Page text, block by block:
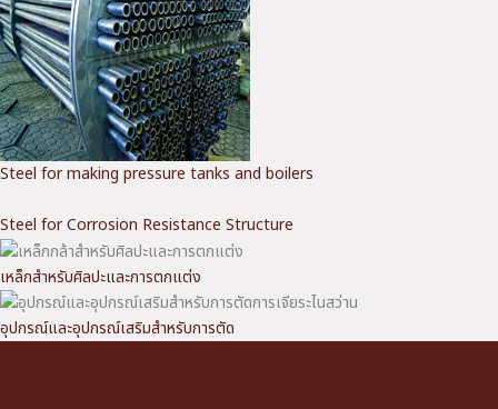
Steel for making pressure tanks and boilers
Steel for Corrosion Resistance Structure
เหล็กสำหรับศิลปะและการตกแต่ง
อุปกรณ์และอุปกรณ์เสริมสำหรับการตัด